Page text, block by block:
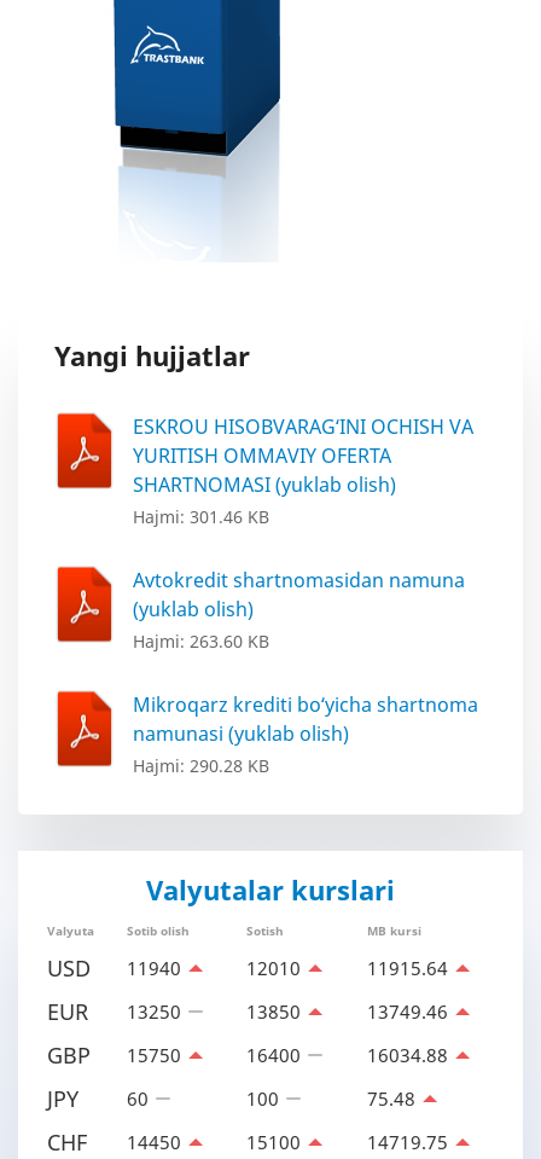
Ma'lumot formatlari:
XML, CSV
Ma'lumotlar to'plamini birinchi qo'shilgan
01.03.2017
Ma’lumotlarni yangilab borish davriyligi:
Har chorakda
Ma’lumotlarga xos so’zlar:
Valyuta terminallari
Oldingi nashr ma’lumotlariga giperslka (URL):
Yangi hujjatlar
ESKROU HISOBVARAG‘INI OCHISH VA
YURITISH OMMAVIY OFERTA
SHARTNOMASI (yuklab olish)
Hajmi: 301.46 KB
Avtokredit shartnomasidan namuna
(yuklab olish)
Hajmi: 263.60 KB
Mikroqarz krediti bo‘yicha shartnoma
namunasi (yuklab olish)
Hajmi: 290.28 KB
Valyutalar kurslari
Valyuta Sotib olish Sotish MB kursi
USD 11940 12010 11915.64
EUR 13250 13850 13749.46
GBP 15750 16400 16034.88
JPY 60 100 75.48
CHF 14450 15100 14719.75